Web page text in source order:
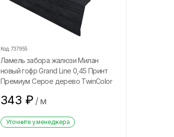
Код: 737955
Ламель забора жалюзи Милан
новый гофр Grand Line 0,45 Принт
Премиум Серое дерево TwinColor
343 ₽/ м
Уточните у менеджера